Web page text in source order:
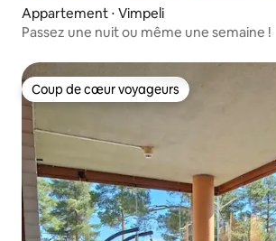
Appartement ⋅ Vimpeli
Passez une nuit ou même une semaine !
Coup de cœur voyageurs
Coup de cœur voyageurs